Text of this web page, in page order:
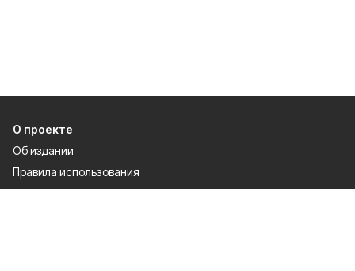
О проекте
Об издании
Правила использования
Рекламодателям